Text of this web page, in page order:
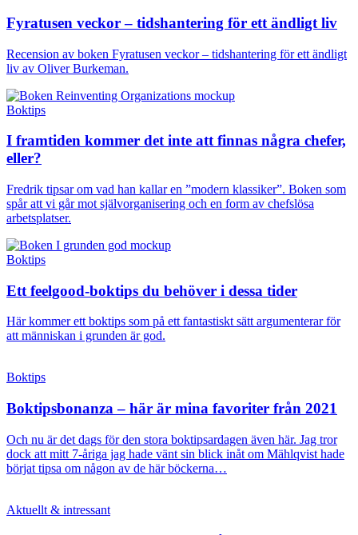
Fyratusen veckor – tidshantering för ett ändligt liv
Recension av boken Fyratusen veckor – tidshantering för ett ändligt
liv av Oliver Burkeman.
Boktips
I framtiden kommer det inte att finnas några chefer,
eller?
Fredrik tipsar om vad han kallar en ”modern klassiker”. Boken som
spår att vi går mot självorganisering och en form av chefslösa
arbetsplatser.
Boktips
Ett feelgood-boktips du behöver i dessa tider
Här kommer ett boktips som på ett fantastiskt sätt argumenterar för
att människan i grunden är god.
Boktips
Boktipsbonanza – här är mina favoriter från 2021
Och nu är det dags för den stora boktipsardagen även här. Jag tror
dock att mitt 7-åriga jag hade vänt sin blick inåt om Mählqvist hade
börjat tipsa om någon av de här böckerna…
Aktuellt & intressant